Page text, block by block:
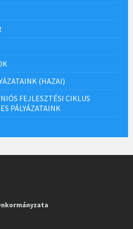
(HAZAI)
FEJLESZTÉSI CIKLUS
PÁLYÁZATAINK